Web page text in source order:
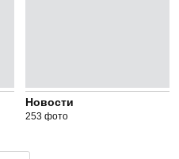
Новости
253 фото